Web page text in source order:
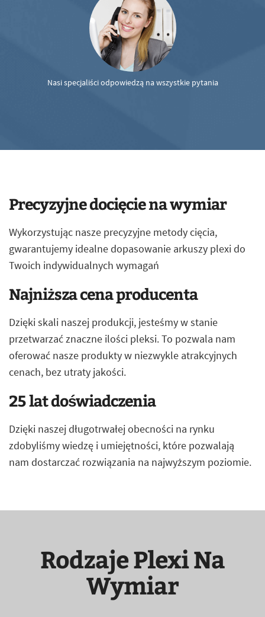
Nasi specjaliści odpowiedzą na wszystkie pytania
Precyzyjne docięcie na wymiar
Wykorzystując nasze precyzyjne metody cięcia,
gwarantujemy idealne dopasowanie arkuszy plexi do
Twoich indywidualnych wymagań
Najniższa cena producenta
Dzięki skali naszej produkcji, jesteśmy w stanie
przetwarzać znaczne ilości pleksi. To pozwala nam
oferować nasze produkty w niezwykle atrakcyjnych
cenach, bez utraty jakości.
25 lat doświadczenia
Dzięki naszej długotrwałej obecności na rynku
zdobyliśmy wiedzę i umiejętności, które pozwalają
nam dostarczać rozwiązania na najwyższym poziomie.
Rodzaje Plexi Na
Wymiar